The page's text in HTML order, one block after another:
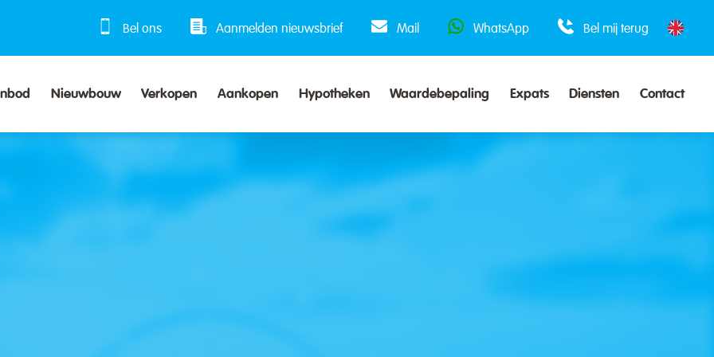
Bel ons Aanmelden nieuwsbrief Mail WhatsApp Bel mij terug
Nieuwbouw Verkopen Aankopen Hypotheken Waardebepaling Expats Diensten Contact